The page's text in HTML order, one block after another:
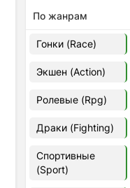
Euro Truck
[Папка
37,77 Гб
Forza
[Папка
2021
По жанрам
Гонки (Race)
Экшен (Action)
Ролевые (Rpg)
Драки (Fighting)
Спортивные
(Sport)